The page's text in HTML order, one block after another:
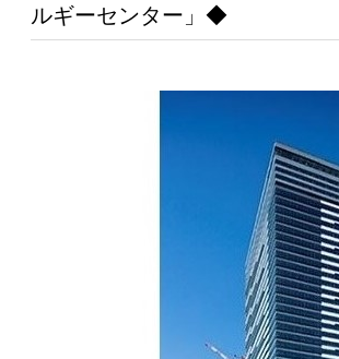
ルギーセンター」◆